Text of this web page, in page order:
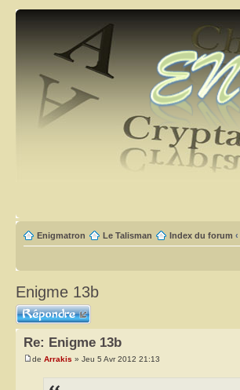
Enigmatron Le Talisman Index du forum ‹
Enigme 13b
Répondre
Re: Enigme 13b
de Arrakis » Jeu 5 Avr 2012 21:13